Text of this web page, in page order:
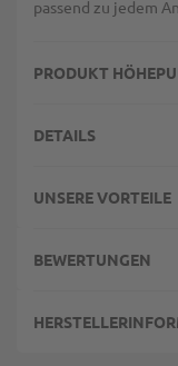
passend zu jedem
PRODUKT
DETAILS
UNSERE VORTEILE
BEWERTUNGEN